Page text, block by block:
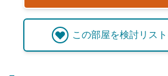
この部屋を検討リス